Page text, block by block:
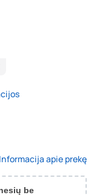
Informacija apie prekę
be